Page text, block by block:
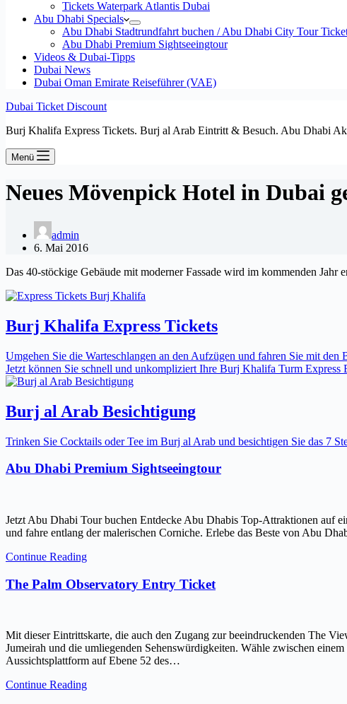
Tickets Waterpark Atlantis Dubai
Abu Dhabi Specials
Abu Dhabi Stadtrundfahrt buchen / Abu Dhabi City Tour
Abu Dhabi Premium Sightseeingtour
Videos & Dubai-Tipps
Dubai News
Dubai Oman Emirate Reiseführer (VAE)
Dubai Ticket Discount
Burj Khalifa Express Tickets. Burj al Arab Eintritt & Besuch. Abu Dhabi
Menü
Neues Mövenpick Hotel in Dubai
admin
6. Mai 2016
Das 40-stöckige Gebäude mit moderner Fassade wird im kommenden
Burj Khalifa Express Tickets
Umgehen Sie die Warteschlangen an den Aufzügen und fahren Sie mit
Jetzt können Sie schnell und unkompliziert Ihre Burj Khalifa Turm Express
Burj al Arab Besichtigung
Trinken Sie Cocktails oder Tee im Burj al Arab und besichtigen Sie das 7
Abu Dhabi Premium Sightseeingtour
Jetzt Abu Dhabi Tour buchen Entdecke Abu Dhabis Top-Attraktionen auf
und fahre entlang der malerischen Corniche. Erlebe das Beste von Abu
Continue Reading
The Palm Observatory Entry Ticket
Mit dieser Eintrittskarte, die auch den Zugang zur beeindruckenden The
Jumeirah und die umliegenden Sehenswürdigkeiten. Wähle zwischen
Aussichtsplattform auf Ebene 52 des…
Continue Reading